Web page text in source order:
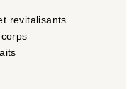
revitalisants